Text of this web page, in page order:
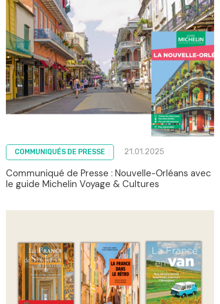
COMMUNIQUÉS DE PRESSE 21.01.2025
Communiqué de Presse : Nouvelle-Orléans avec
le guide Michelin Voyage & Cultures